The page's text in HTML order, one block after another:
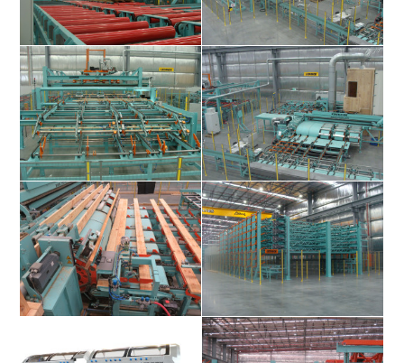
Vakuumentstapelunge für 3
verschiedene Qualitäten
Schüsselungserkennung &
Jahrringerkennung
Qualitätssortierung und
Fehlermarkierung, Feuchtemessung
und Ausschussklappe
Beschickung der KONTIZINK
Keilzinkenmaschine
Keilzinkenmaschine mit einer
Leistung von bis zu 20 Stk./min
Aushärtungslager für Lamellen als
Etagenlager mit Mitnehmerketten